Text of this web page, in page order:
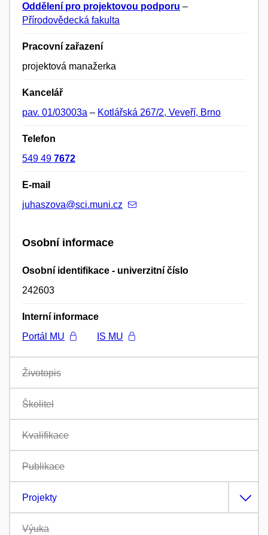
Oddělení pro projektovou podporu –
Přírodovědecká fakulta
Pracovní zařazení
projektová manažerka
Kancelář
pav. 01/03003a – Kotlářská 267/2, Veveří, Brno
Telefon
549 49 7672
E-mail
juhaszova@sci.muni.cz
Osobní informace
Osobní identifikace - univerzitní číslo
242603
Interní informace
Portál MU
IS MU
Životopis
Školitel
Kvalifikace
Publikace
Projekty
Výuka